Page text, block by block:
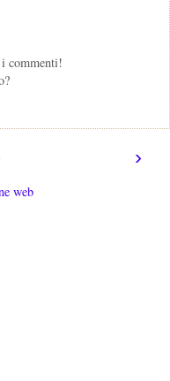
i commenti!
›
web